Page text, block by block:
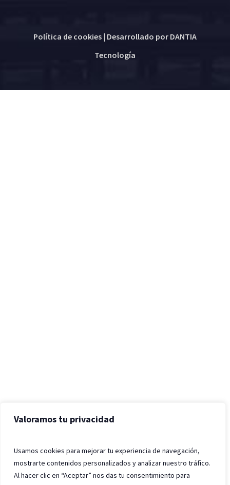
Valoramos tu privacidad
Usamos cookies para mejorar tu experiencia de navegación,
mostrarte contenidos personalizados y analizar nuestro tráfico.
Al hacer clic en “Aceptar” nos das tu consentimiento para
Política de cookies| Desarrollado por DANTIA
Tecnología